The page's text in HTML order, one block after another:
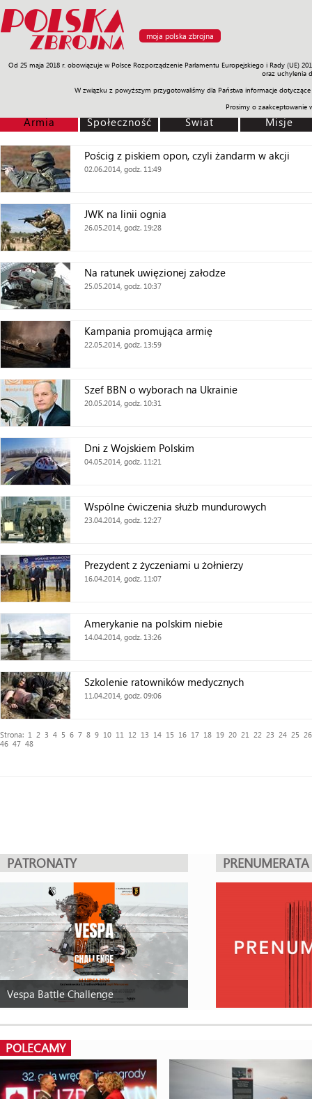
moja polska zbrojna
Od 25 maja 2018 r. obowiązuje w Polsce Rozporządzenie Parlamentu Europejskiego i Rady
oraz uchylenia
W związku z powyższym przygotowaliśmy dla Państwa informacje
Prosimy o
Armia Poligon Sprzęt Misje Polityka Prawo Świat
Armia Społeczność Świat Misje
Pościg z piskiem opon, czyli żandarm w akcji
02.06.2014, godz. 11:49
JWK na linii ognia
26.05.2014, godz. 19:28
Na ratunek uwięzionej załodze
25.05.2014, godz. 10:37
Kampania promująca armię
22.05.2014, godz. 13:59
Szef BBN o wyborach na Ukrainie
20.05.2014, godz. 10:31
Dni z Wojskiem Polskim
04.05.2014, godz. 11:21
Wspólne ćwiczenia służb mundurowych
23.04.2014, godz. 12:27
Prezydent z życzeniami u żołnierzy
16.04.2014, godz. 11:07
Amerykanie na polskim niebie
14.04.2014, godz. 13:26
Szkolenie ratowników medycznych
11.04.2014, godz. 09:06
Strona: 1 2 3 4 5 6 7 8 9 10 11 12 13 14 15 16 17 18 19 20 21 22 23 24 25
26
46 47 48
PATRONATY
Vespa Battle Challenge
PRENUMERATA
POLECAMY